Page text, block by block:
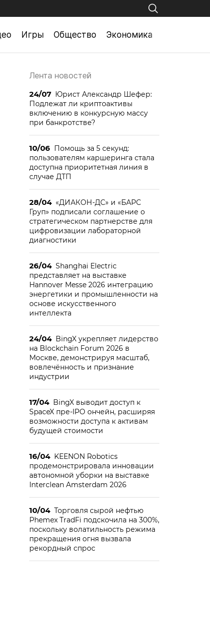
Игры Общество Экономика
Лента новостей
24/07 Юрист Александр Шефер:
Подлежат ли криптоактивы
включению в конкурсную массу
при банкротстве?
10/06 Помощь за 5 секунд:
пользователям каршеринга стала
доступна приоритетная линия в
случае ДТП
28/04 «ДИАКОН-ДС» и «БАРС
Груп» подписали соглашение о
стратегическом партнерстве для
цифровизации лабораторной
диагностики
26/04 Shanghai Electric
представляет на выставке
Hannover Messe 2026 интеграцию
энергетики и промышленности на
основе искусственного
интеллекта
24/04 BingX укрепляет лидерство
на Blockchain Forum 2026 в
Москве, демонстрируя масштаб,
вовлечённость и признание
индустрии
17/04 BingX выводит доступ к
SpaceX пре-IPO ончейн, расширяя
возможности доступа к активам
будущей стоимости
16/04 KEENON Robotics
продемонстрировала инновации
автономной уборки на выставке
Interclean Amsterdam 2026
10/04 Торговля сырой нефтью
Phemex TradFi подскочила на 300%,
поскольку волатильность режима
прекращения огня вызвала
рекордный спрос